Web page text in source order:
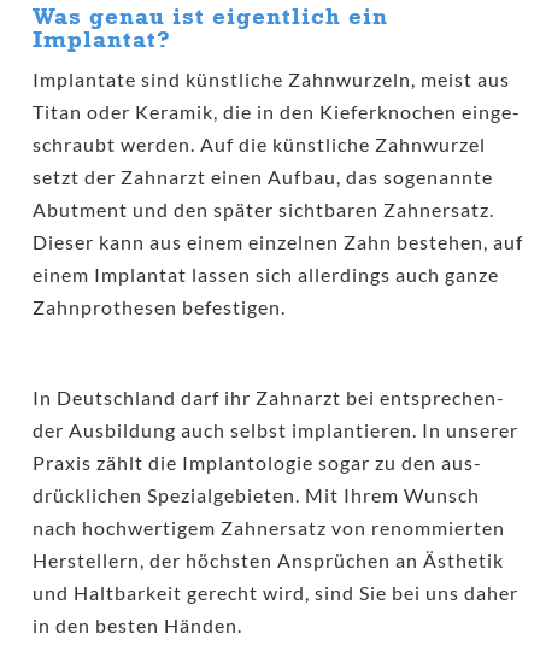
Was genau ist eigentlich ein
Implantat?
Implan­ta­te sind künst­li­che Zahn­wur­zeln, meist aus
Titan oder Kera­mik, die in den Kie­fer­kno­chen ein­ge­
schraubt wer­den. Auf die künst­li­che Zahn­wur­zel
setzt der Zahn­arzt einen Auf­bau, das soge­nann­te
Abut­ment und den spä­ter sicht­ba­ren Zahn­ersatz.
Die­ser kann aus einem ein­zel­nen Zahn bestehen, auf
einem Implan­tat las­sen sich aller­dings auch gan­ze
Zahn­pro­the­sen befestigen.
In Deutsch­land darf ihr Zahn­arzt bei ent­spre­chen­
der Aus­bil­dung auch selbst implan­tie­ren. In unse­rer
Pra­xis zählt die Implan­to­lo­gie sogar zu den aus­
drück­li­chen Spe­zi­al­ge­bie­ten. Mit Ihrem Wunsch
nach hoch­wer­ti­gem Zahn­ersatz von renom­mier­ten
Her­stel­lern, der höchs­ten Ansprü­chen an Ästhe­tik
und Halt­bar­keit gerecht wird, sind Sie bei uns daher
in den bes­ten Händen.